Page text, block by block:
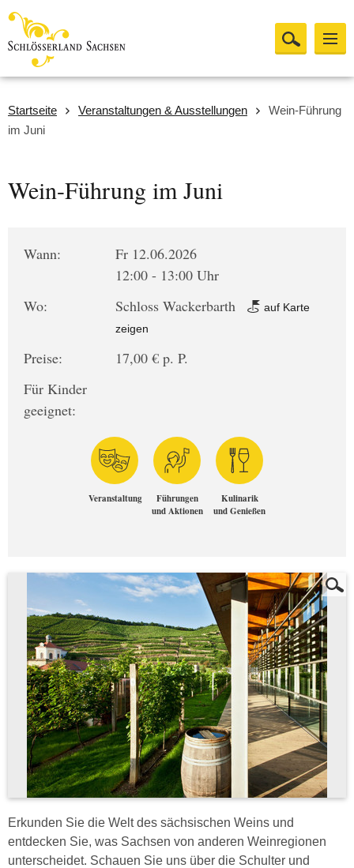
Startseite Veranstaltungen & Ausstellungen
Wein-Führung
im Juni
Wein-Führung im Juni
Wann:
Fr 12.06.2026
12:00 - 13:00 Uhr
Wo:
Schloss Wackerbarth
auf Karte
zeigen
Preise:
17,00 € p. P.
Für Kinder
geeignet:
Veranstaltung
Führungen
und Aktionen
Kulinarik
und Genießen
Erkunden Sie die Welt des sächsischen Weins und
entdecken Sie, was Sachsen von anderen Weinregionen
unterscheidet. Schauen Sie uns über die Schulter und